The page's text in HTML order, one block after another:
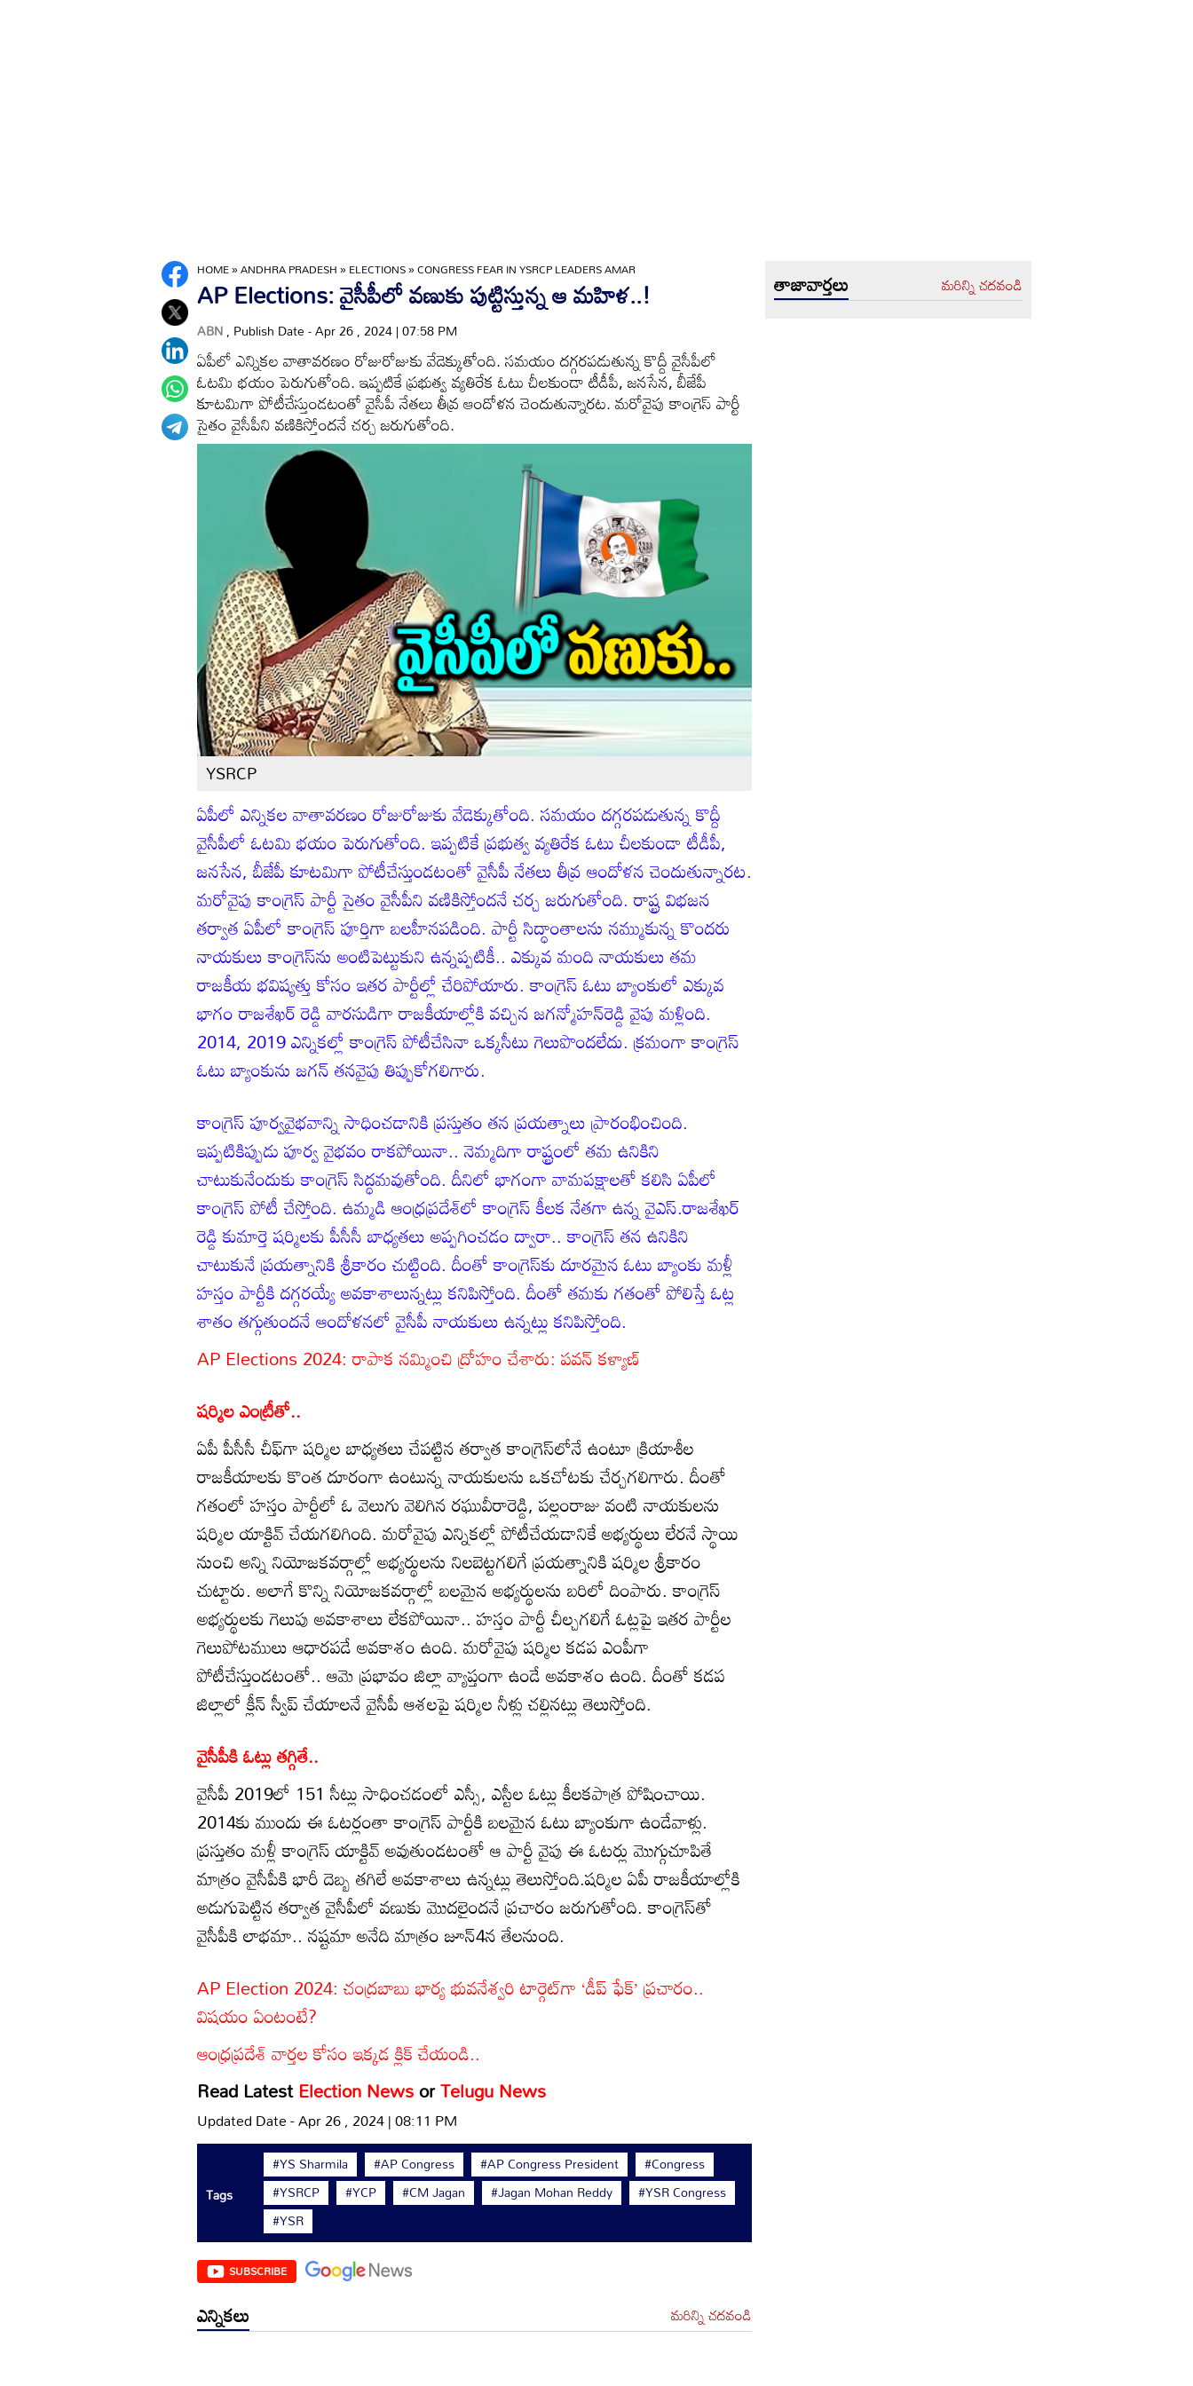
HOME»ANDHRA PRADESH»ELECTIONS»CONGRESS FEAR IN YSRCP LEADERS AMAR
AP Elections: వైసీపీలో వణుకు పుట్టిస్తున్న ఆ మహిళ..!
ABN, Publish Date - Apr 26 , 2024 | 07:58 PM
ఏపీలో ఎన్నికల వాతావరణం రోజురోజుకు వేడెక్కుతోంది. సమయం దగ్గరపడుతున్న కొద్దీ వైసీపీలో
ఓటమి భయం పెరుగుతోంది. ఇప్పటికే ప్రభుత్వ వ్యతిరేక ఓటు చీలకుండా టీడీపీ, జనసేన, బీజేపీ
కూటమిగా పోటీచేస్తుండటంతో వైసీపీ నేతలు తీవ్ర ఆందోళన చెందుతున్నారట. మరోవైపు కాంగ్రెస్ పార్టీ
సైతం వైసీపీని వణికిస్తోందనే చర్చ జరుగుతోంది.
YSRCP
ఏపీలో ఎన్నికల వాతావరణం రోజురోజుకు వేడెక్కుతోంది. సమయం దగ్గరపడుతున్న కొద్దీ
వైసీపీలో ఓటమి భయం పెరుగుతోంది. ఇప్పటికే ప్రభుత్వ వ్యతిరేక ఓటు చీలకుండా టీడీపీ,
జనసేన, బీజేపీ కూటమిగా పోటీచేస్తుండటంతో వైసీపీ నేతలు తీవ్ర ఆందోళన చెందుతున్నారట.
మరోవైపు కాంగ్రెస్ పార్టీ సైతం వైసీపీని వణికిస్తోందనే చర్చ జరుగుతోంది. రాష్ట్ర విభజన
తర్వాత ఏపీలో కాంగ్రెస్ పూర్తిగా బలహీనపడింది. పార్టీ సిద్ధాంతాలను నమ్ముకున్న కొందరు
నాయకులు కాంగ్రెస్‌ను అంటిపెట్టుకుని ఉన్నప్పటికీ.. ఎక్కువ మంది నాయకులు తమ
రాజకీయ భవిష్యత్తు కోసం ఇతర పార్టీల్లో చేరిపోయారు. కాంగ్రెస్ ఓటు బ్యాంకులో ఎక్కువ
భాగం రాజశేఖర్ రెడ్డి వారసుడిగా రాజకీయాల్లోకి వచ్చిన జగన్మోహన్‌రెడ్డి వైపు మళ్లింది.
2014, 2019 ఎన్నికల్లో కాంగ్రెస్ పోటీచేసినా ఒక్కసీటు గెలుపొందలేదు. క్రమంగా కాంగ్రెస్
ఓటు బ్యాంకును జగన్ తనవైపు తిప్పుకోగలిగారు.
కాంగ్రెస్ పూర్వవైభవాన్ని సాధించడానికి ప్రస్తుతం తన ప్రయత్నాలు ప్రారంభించింది.
ఇప్పటికిప్పుడు పూర్వ వైభవం రాకపోయినా.. నెమ్మదిగా రాష్ట్రంలో తమ ఉనికిని
చాటుకునేందుకు కాంగ్రెస్ సిద్ధమవుతోంది. దీనిలో భాగంగా వామపక్షాలతో కలిసి ఏపీలో
కాంగ్రెస్ పోటీ చేస్తోంది. ఉమ్మడి ఆంధ్రప్రదేశ్‌లో కాంగ్రెస్ కీలక నేతగా ఉన్న వైఎస్.రాజశేఖర్
రెడ్డి కుమార్తె షర్మిలకు పీసీసీ బాధ్యతలు అప్పగించడం ద్వారా.. కాంగ్రెస్‌ తన ఉనికిని
చాటుకునే ప్రయత్నానికి శ్రీకారం చుట్టింది. దీంతో కాంగ్రెస్‌కు దూరమైన ఓటు బ్యాంకు మళ్లీ
హస్తం పార్టీకి దగ్గరయ్యే అవకాశాలున్నట్లు కనిపిస్తోంది. దీంతో తమకు గతంతో పోలిస్తే ఓట్ల
శాతం తగ్గుతుందనే ఆందోళనలో వైసీపీ నాయకులు ఉన్నట్లు కనిపిస్తోంది.
AP Elections 2024: రాపాక నమ్మించి ద్రోహం చేశారు: పవన్ కళ్యాణ్
షర్మిల ఎంట్రీతో..
ఏపీ పీసీసీ చీఫ్‌గా షర్మిల బాధ్యతలు చేపట్టిన తర్వాత కాంగ్రెస్‌లోనే ఉంటూ క్రియాశీల
రాజకీయాలకు కొంత దూరంగా ఉంటున్న నాయకులను ఒకచోటకు చేర్చగలిగారు. దీంతో
గతంలో హస్తం పార్టీలో ఓ వెలుగు వెలిగిన రఘువీరారెడ్డి, పల్లంరాజు వంటి నాయకులను
షర్మిల యాక్టివ్ చేయగలిగింది. మరోవైపు ఎన్నికల్లో పోటీచేయడానికే అభ్యర్థులు లేరనే స్థాయి
నుంచి అన్ని నియోజకవర్గాల్లో అభ్యర్థులను నిలబెట్టగలిగే ప్రయత్నానికి షర్మిల శ్రీకారం
చుట్టారు. అలాగే కొన్ని నియోజకవర్గాల్లో బలమైన అభ్యర్థులను బరిలో దింపారు. కాంగ్రెస్‌
అభ్యర్థులకు గెలుపు అవకాశాలు లేకపోయినా.. హస్తం పార్టీ చీల్చగలిగే ఓట్లపై ఇతర పార్టీల
గెలుపోటములు ఆధారపడే అవకాశం ఉంది. మరోవైపు షర్మిల కడప ఎంపీగా
పోటీచేస్తుండటంతో.. ఆమె ప్రభావం జిల్లా వ్యాప్తంగా ఉండే అవకాశం ఉంది. దీంతో కడప
జిల్లాలో క్లీన్ స్వీప్ చేయాలనే వైసీపీ ఆశలపై షర్మిల నీళ్లు చల్లినట్లు తెలుస్తోంది.
వైసీపీకి ఓట్లు తగ్గితే..
వైసీపీ 2019లో 151 సీట్లు సాధించడంలో ఎస్సీ, ఎస్టీల ఓట్లు కీలకపాత్ర పోషించాయి.
2014కు ముందు ఈ ఓటర్లంతా కాంగ్రెస్ పార్టీకి బలమైన ఓటు బ్యాంకుగా ఉండేవాళ్లు.
ప్రస్తుతం మళ్లీ కాంగ్రెస్ యాక్టివ్ అవుతుండటంతో ఆ పార్టీ వైపు ఈ ఓటర్లు మొగ్గుచూపితే
మాత్రం వైసీపీకి భారీ దెబ్బ తగిలే అవకాశాలు ఉన్నట్లు తెలుస్తోంది.షర్మిల ఏపీ రాజకీయాల్లోకి
అడుగుపెట్టిన తర్వాత వైసీపీలో వణుకు మొదలైందనే ప్రచారం జరుగుతోంది. కాంగ్రెస్‌తో
వైసీపీకి లాభమా.. నష్టమా అనేది మాత్రం జూన్4న తేలనుంది.
AP Election 2024: చంద్రబాబు భార్య భువనేశ్వరి టార్గెట్‌గా ‘డీప్ ఫేక్’ ప్రచారం..
విషయం ఏంటంటే?
ఆంధ్రప్రదేశ్ వార్తల కోసం ఇక్కడ క్లిక్ చేయండి..
Read LatestElection NewsorTelugu News
Updated Date - Apr 26 , 2024 | 08:11 PM
Tags
#YS Sharmila #AP Congress #AP Congress President
#Congress
#YSRCP
#YCP #CM Jagan #Jagan Mohan Reddy
#YSR Congress
#YSR
SUBSCRIBE
ఎన్నికలు మరిన్ని చదవండి
తాజావార్తలు మరిన్ని చదవండి